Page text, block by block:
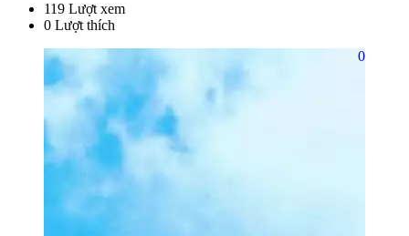
119 Lượt xem
0 Lượt thích
0